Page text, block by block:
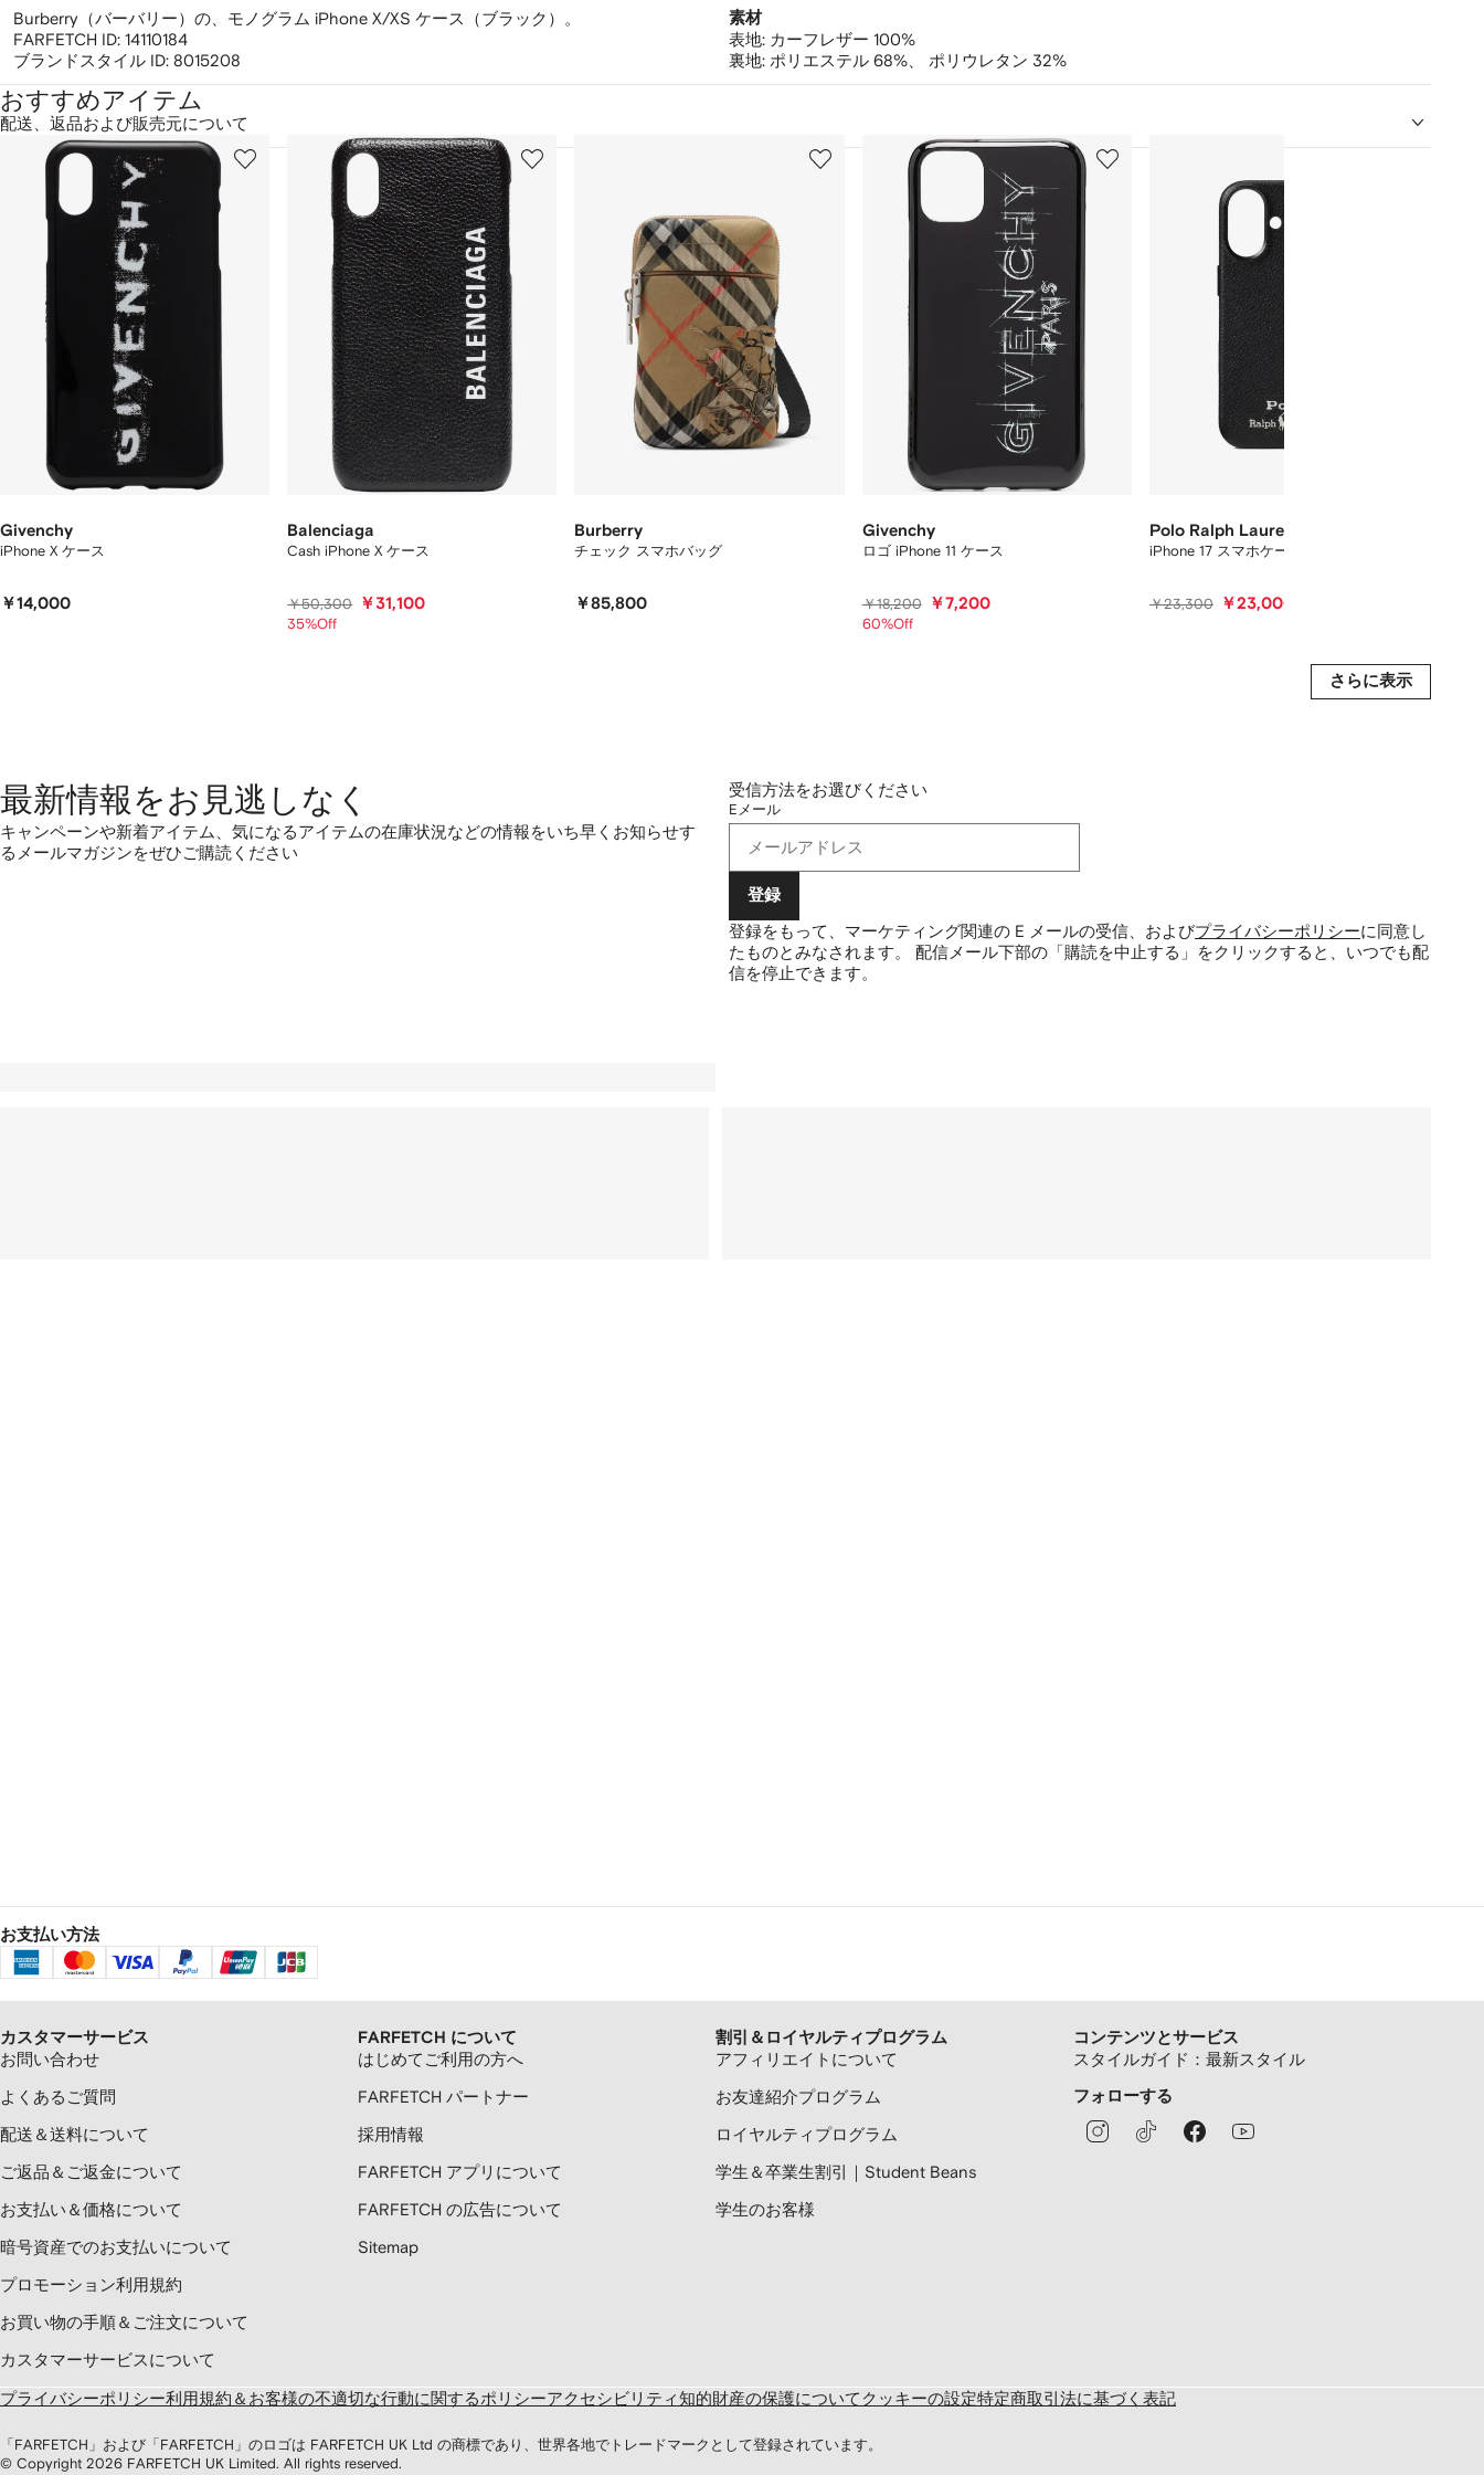
Burberry（バーバリー）の、モノグラム iPhone X/XS ケース（ブラック）。
FARFETCH ID: 14110184
ブランドスタイル ID: 8015208
素材
表地: カーフレザー 100%
裏地: ポリエステル 68%、 ポリウレタン 32%
配送、返品および販売元について
おすすめアイテム
Givenchy
iPhone X ケース
￥14,000
2
Balenciaga
Cash iPhone X ケース
￥50,300 ￥31,100
35%Off
3
Burberry
チェック スマホバッグ
￥85,800
4
Givenchy
ロゴ iPhone 11 ケース
￥18,200 ￥7,200
60%Off
5
Polo Ralph Lauren
iPhone 17 スマホケース
￥23,300 ￥23,000
さらに表示
最新情報をお見逃しなく
キャンペーンや新着アイテム、気になるアイテムの在庫状況などの情報をいち早くお知らせす
るメールマガジンをぜひご購読ください
受信方法をお選びください
Eメール
登録
登録をもって、マーケティング関連の E メールの受信、およびプライバシーポリシーに同意し
たものとみなされます。 配信メール下部の「購読を中止する」をクリックすると、いつでも配
信を停止できます。
お支払い方法
カスタマーサービス
お問い合わせ
よくあるご質問
配送＆送料について
ご返品＆ご返金について
お支払い＆価格について
暗号資産でのお支払いについて
プロモーション利用規約
お買い物の手順＆ご注文について
カスタマーサービスについて
FARFETCH について
はじめてご利用の方へ
FARFETCH パートナー
採用情報
FARFETCH アプリについて
FARFETCH の広告について
Sitemap
割引＆ロイヤルティプログラム
アフィリエイトについて
お友達紹介プログラム
ロイヤルティプログラム
学生＆卒業生割引｜Student Beans
学生のお客様
コンテンツとサービス
スタイルガイド：最新スタイル
フォローする
プライバシーポリシー利用規約＆お客様の不適切な行動に関するポリシーアクセシビリティ 知的財産の保護について クッキーの設定特定商取引法に基づく表記
「FARFETCH」および「FARFETCH」のロゴは FARFETCH UK Ltd の商標であり、世界各地でトレードマークとして登録されています。
© Copyright 2026 FARFETCH UK Limited. All rights reserved.